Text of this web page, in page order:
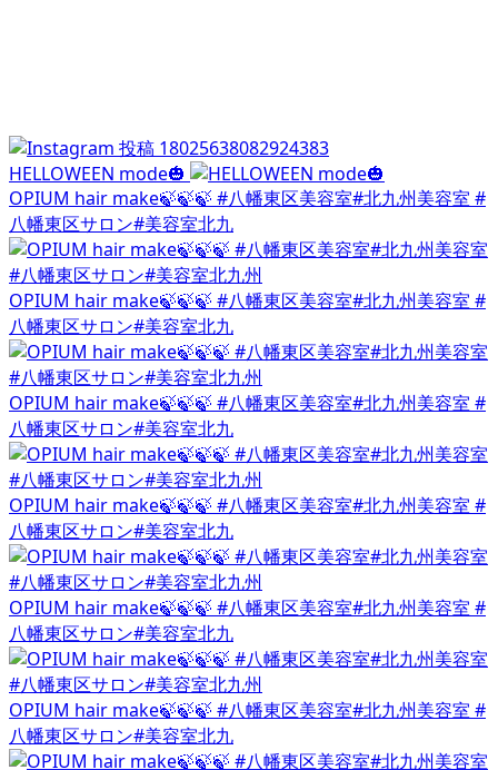
HELLOWEEN mode🎃
OPIUM hair make🍃🍃🍃 #八幡東区美容室#北九州美容室 #
八幡東区サロン#美容室北九
OPIUM hair make🍃🍃🍃 #八幡東区美容室#北九州美容室 #
八幡東区サロン#美容室北九
OPIUM hair make🍃🍃🍃 #八幡東区美容室#北九州美容室 #
八幡東区サロン#美容室北九
OPIUM hair make🍃🍃🍃 #八幡東区美容室#北九州美容室 #
八幡東区サロン#美容室北九
OPIUM hair make🍃🍃🍃 #八幡東区美容室#北九州美容室 #
八幡東区サロン#美容室北九
OPIUM hair make🍃🍃🍃 #八幡東区美容室#北九州美容室 #
八幡東区サロン#美容室北九